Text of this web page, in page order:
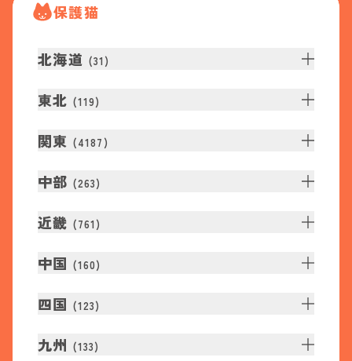
保護猫
北海道 (31 )
東北 (119)
関東 (4187 )
中部 (263)
近畿 (761 )
中国 (160)
四国 (123)
九州 (133)